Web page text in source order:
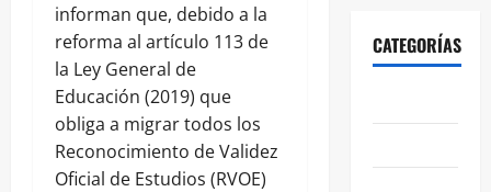
informan que, debido a la
reforma al artículo 113 de
la Ley General de
Educación (2019) que
obliga a migrar todos los
Reconocimiento de Validez
Oficial de Estudios (RVOE)
CATEGORÍAS